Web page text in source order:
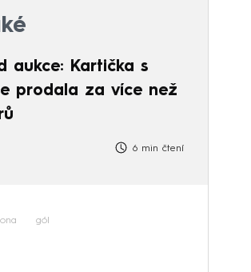
aukce: Kartička s
prodala za více než
6 min čtení
gól